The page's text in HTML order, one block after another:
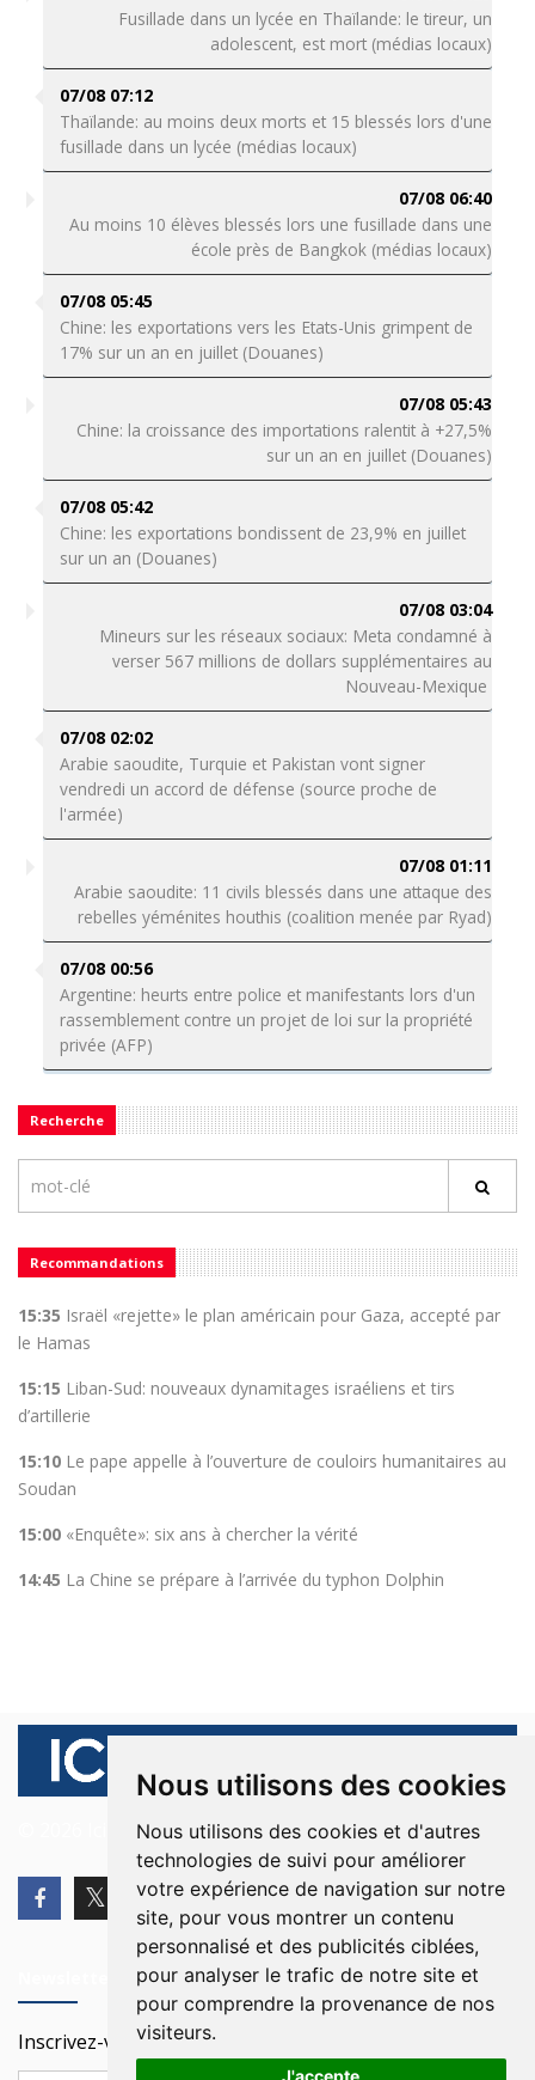
Nous utilisons des cookies
Nous utilisons des cookies et d'autres
technologies de suivi pour améliorer
votre expérience de navigation sur notre
site, pour vous montrer un contenu
personnalisé et des publicités ciblées,
pour analyser le trafic de notre site et
pour comprendre la provenance de nos
visiteurs.
J'accepte
Fusillade dans un lycée en Thaïlande: le tireur, un
adolescent, est mort (médias locaux)
07/08 07:12
Thaïlande: au moins deux morts et 15 blessés lors d'une
fusillade dans un lycée (médias locaux)
07/08 06:40
Au moins 10 élèves blessés lors une fusillade dans une
école près de Bangkok (médias locaux)
07/08 05:45
Chine: les exportations vers les Etats-Unis grimpent de
17% sur un an en juillet (Douanes)
07/08 05:43
Chine: la croissance des importations ralentit à +27,5%
sur un an en juillet (Douanes)
07/08 05:42
Chine: les exportations bondissent de 23,9% en juillet
sur un an (Douanes)
07/08 03:04
Mineurs sur les réseaux sociaux: Meta condamné à
verser 567 millions de dollars supplémentaires au
Nouveau-Mexique
07/08 02:02
Arabie saoudite, Turquie et Pakistan vont signer
vendredi un accord de défense (source proche de
l'armée)
07/08 01:11
Arabie saoudite: 11 civils blessés dans une attaque des
rebelles yéménites houthis (coalition menée par Ryad)
07/08 00:56
Argentine: heurts entre police et manifestants lors d'un
rassemblement contre un projet de loi sur la propriété
privée (AFP)
Recherche
Recommandations
15:35 Israël «rejette» le plan américain pour Gaza, accepté par
le Hamas
15:15 Liban-Sud: nouveaux dynamitages israéliens et tirs
d’artillerie
15:10 Le pape appelle à l’ouverture de couloirs humanitaires au
Soudan
15:00 «Enquête»: six ans à chercher la vérité
14:45 La Chine se prépare à l’arrivée du typhon Dolphin
© 2026 Ici Beyrouth. Tous les droits sont réservés.
Inscrivez-vous à notre Newsletter